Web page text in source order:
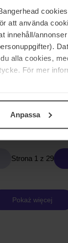
att använda
innehåll/
alla cookies,
För mer
Anpassa
50 ml
538 zł
147 zł
Strona 1 z 29
Pokaż więcej